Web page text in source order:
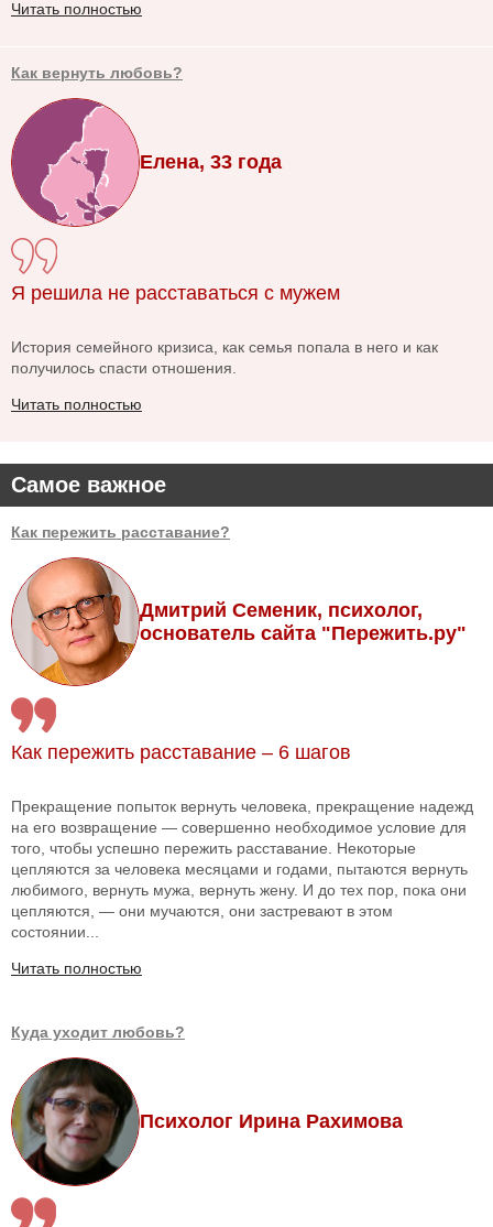
Самое важное
Как пережить расставание?
Дмитрий Семеник, психолог,
основатель сайта "Пережить.ру"
Как пережить расставание – 6 шагов
Прекращение попыток вернуть человека, прекращение надежд
на его возвращение — совершенно необходимое условие для
того, чтобы успешно пережить расставание. Некоторые
цепляются за человека месяцами и годами, пытаются вернуть
любимого, вернуть мужа, вернуть жену. И до тех пор, пока они
цепляются, — они мучаются, они застревают в этом
состоянии...
Читать полностью
Куда уходит любовь?
Психолог Ирина Рахимова
Читать полностью
Как вернуть любовь?
Елена, 33 года
Я решила не расставаться с мужем
История семейного кризиса, как семья попала в него и как
получилось спасти отношения.
Читать полностью